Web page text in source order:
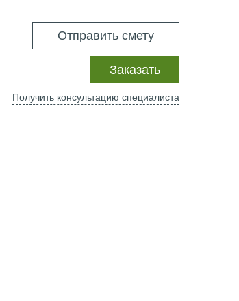
Отправить смету
Заказать
Получить консультацию специалиста